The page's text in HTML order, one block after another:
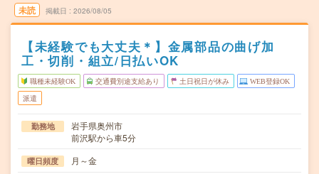
未読 掲載日 2026/08/05
【未経験でも大丈夫＊】金属部品の曲げ加
工・切削・組立/日払いOK
職種未経験OK 交通費別途支給あり 土日祝日が休み WEB登録OK
派遣
勤務地
岩手県奥州市
前沢駅から車5分
曜日頻度 月～金